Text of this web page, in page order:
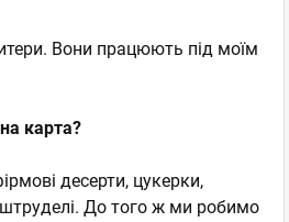
Вони працюють під моїм
карта?
десерти, цукерки,
До того ж ми робимо